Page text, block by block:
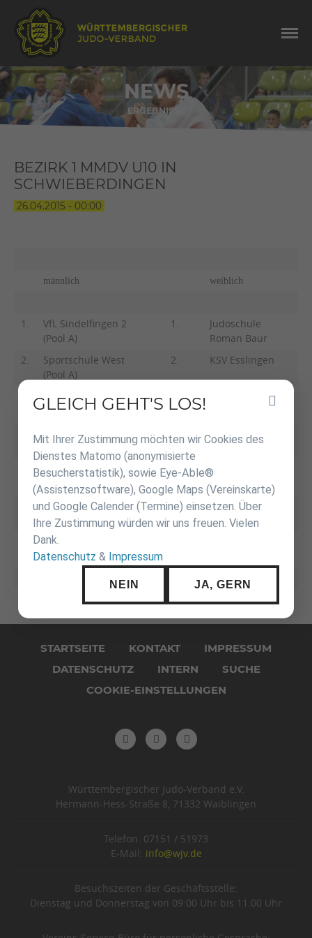
NEWS
ERGEBNISSE
BEZIRK 1 MMDV U10 IN
SCHWIEBERDINGEN
26.04.2015 - 00:00
männlich weiblich
1.
VfL Sindelfingen 2
(Pool A)
1.
Judoschule
Roman Baur
2.
Sportschule West
(Pool A)
2. KSV Esslingen
KSV Esslingen
(Pool B)
3.
VfL Sindelfingen 1
(Pool B)
Judoschule Roman
Baur 1
Judoschule Roman
Baur 2
TSV
Schwieberdingen
TSV Bernhausen
überspringen
STARTSEITE KONTAKT
IMPRESSUM
DATENSCHUTZ
INTERN
SUCHE
COOKIE-EINSTELLUNGEN
Württembergischer Judo-Verband e.V.
Hermann-Hess-Straße 8, 71332 Waiblingen
Telefon: 07151 / 51973
E-Mail: info@wjv.de
Besuchszeiten der Geschäftsstelle:
Dienstag und Donnerstag von 09:00 Uhr bis 11:00 Uhr
Inhalt
GLEICH GEHT'S LOS!
Mit Ihrer Zustimmung möchten wir Cookies des
Dienstes Matomo (anonymisierte
Besucherstatistik), sowie Eye-Able®
(Assistenzsoftware), Google Maps (Vereinskarte)
und Google Calender (Termine) einsetzen. Über
Ihre Zustimmung würden wir uns freuen. Vielen
Dank.
Datenschutz & Impressum
NEIN JA, GERN